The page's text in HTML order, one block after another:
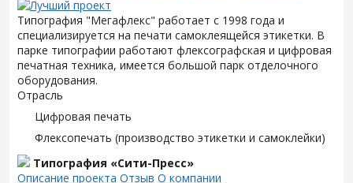
Типография "Мегафлекс" работает с 1998 года и
специализируется на печати самоклеящейся этикетки. В
парке типографии работают флексографская и цифровая
печатная техника, имеется большой парк отделочного
оборудования.
Отрасль
Цифровая печать
Флексопечать (производство этикетки и самоклейки)
Типография «Сити-Пресс»
Описание проекта Отзыв О компании